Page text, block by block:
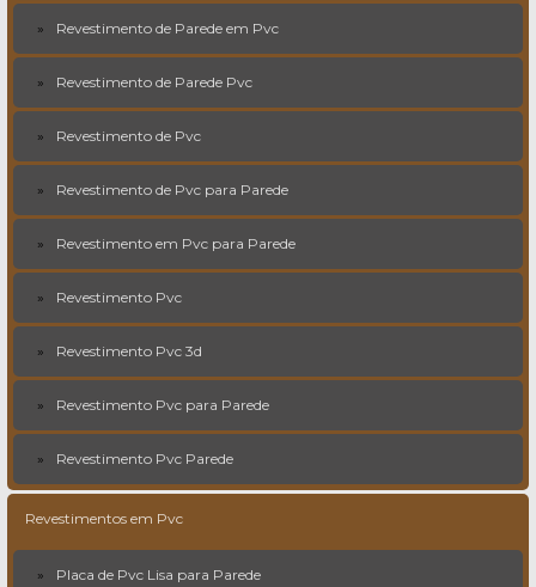
Revestimento de Parede em Pvc
Revestimento de Parede Pvc
Revestimento de Pvc
Revestimento de Pvc para Parede
Revestimento em Pvc para Parede
Revestimento Pvc
Revestimento Pvc 3d
Revestimento Pvc para Parede
Revestimento Pvc Parede
Revestimentos em Pvc
Placa de Pvc Lisa para Parede